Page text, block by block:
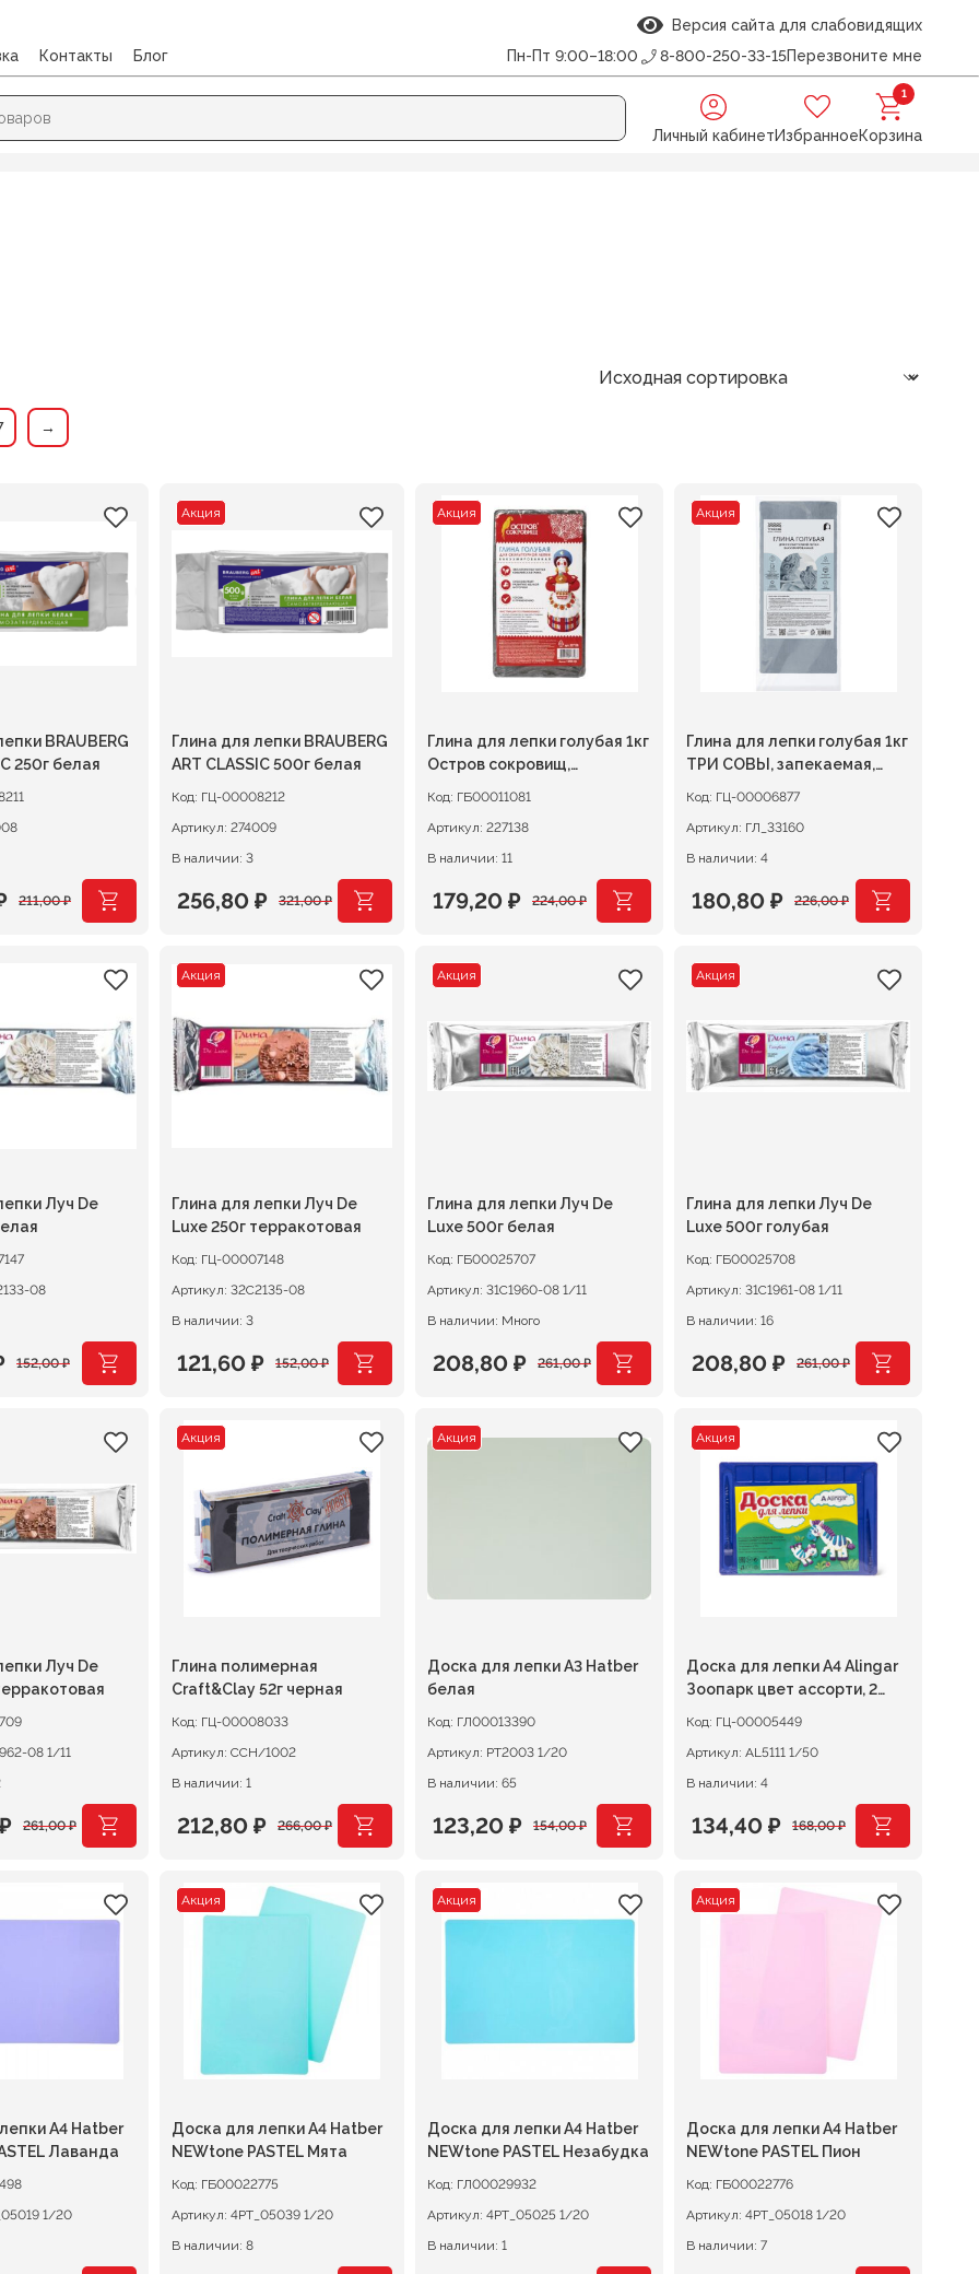
Версия сайта для слабовидящих
Контакты Блог Пн-Пт 9:00–18:00 8-800-250-33-15Перезвоните мне
Личный кабинетИзбранное
1
Корзина
→
BRAUBERG
250г белая
211,00₽
Акция
Глина для лепки BRAUBERG
ART CLASSIC 500г белая
Код: ГЦ-00008212
Артикул: 274009
В наличии: 3
321,00₽
Первоначальная
составляла
321,00 ₽.
256,80 ₽
Текущая
256,80 ₽.
Акция
Глина для лепки голубая 1кг
Остров сокровищ,
Код: ГБ00011081
Артикул: 227138
В наличии: 11
224,00₽
Первоначальная
составляла
179,20 ₽
Текущая
179,20 ₽.
Акция
Глина для лепки голубая 1кг
ТРИ СОВЫ, запекаемая,
Код: ГЦ-00006877
Артикул: ГЛ_33160
В наличии: 4
226,00₽
Первоначальная
составляла
180,80 ₽
Текущая
180,80 ₽.
Луч De
08
152,00₽
Акция
Глина для лепки Луч De
Luxe 250г терракотовая
Код: ГЦ-00007148
Артикул: 32С2135-08
В наличии: 3
152,00₽
Первоначальная
составляла
121,60 ₽
Текущая
121,60 ₽.
Акция
Глина для лепки Луч De
Luxe 500г белая
Код: ГБ00025707
Артикул:
31С1960-08 1/11
В наличии: Много
261,00₽
Первоначальная
составляла
208,80 ₽
Текущая
208,80 ₽.
Акция
Глина для лепки Луч De
Luxe 500г голубая
Код: ГБ00025708
Артикул:
31С1961-08 1/11
В наличии: 16
261,00₽
Первоначальная
составляла
261,00 ₽.
208,80 ₽
Текущая
208,80 ₽.
Луч De
31С1962-08 1/11
261,00₽
₽
Акция
Глина полимерная
Craft&Clay 52г черная
Код: ГЦ-00008033
Артикул: ССН/1002
В наличии: 1
266,00₽
Первоначальная
составляла
212,80 ₽
Текущая
212,80 ₽.
Акция
Доска для лепки А3 Hatber
белая
Код: ГЛ00013390
Артикул:
РТ2003 1/20
В наличии: 65
154,00₽
Первоначальная
составляла
154,00 ₽.
123,20 ₽
Текущая
123,20 ₽.
Акция
Доска для лепки А4 Alingar
Зоопарк цвет ассорти, 2
Код: ГЦ-00005449
Артикул:
AL5111 1/50
В наличии: 4
168,00₽
Первоначальная
составляла
134,40 ₽
Текущая
134,40 ₽.
А4 Hatber
Лаванда
4РТ_05019 1/20
Акция
Доска для лепки А4 Hatber
NEWtone PASTEL Мята
Код: ГБ00022775
Артикул:
4РТ_05039 1/20
В наличии: 8
Акция
Доска для лепки А4 Hatber
NEWtone PASTEL Незабудка
Код: ГЛ00029932
Артикул:
4РТ_05025 1/20
В наличии: 1
Акция
Доска для лепки А4 Hatber
NEWtone PASTEL Пион
Код: ГБ00022776
Артикул:
4РТ_05018 1/20
В наличии: 7